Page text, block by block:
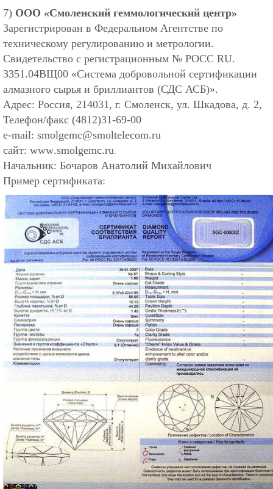
7) ООО «Смоленский геммологический центр»
Зарегистрирован в Федеральном Агентстве по
техническому регулированию и метрологии.
Свидетельство с регистрационным № РОСС RU.
З351.04ВЩ00 «Система добровольной сертификации
алмазного сырья и бриллиантов (СДС АСБ)».
Адрес: Россия, 214031, г. Смоленск, ул. Шкадова, д. 2,
Телефон/факс (4812)31-69-00
e-mail: smolgemc@smoltelecom.ru
сайт: www.smolgemc.ru.
Начальник: Бочаров Анатолий Михайлович
Пример сертификата: